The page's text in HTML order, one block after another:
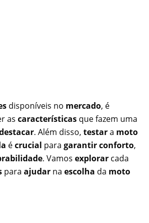
disponíveis no mercado, é
as características que fazem uma
. Além disso, testara moto
écrucial para garantir conforto,
. Vamos explorar cada
para ajudar na escolha da moto